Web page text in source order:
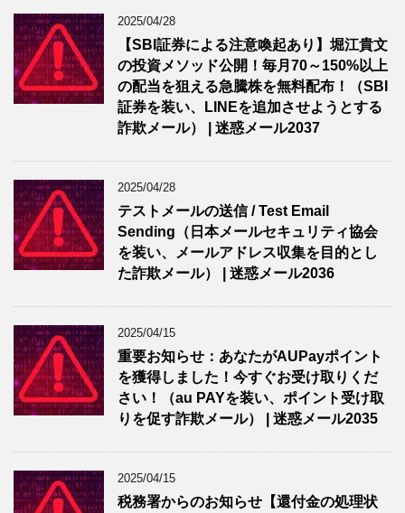
2025/04/28
【SBI証券による注意喚起あり】堀江貴文
の投資メソッド公開！毎月70～150%以上
の配当を狙える急騰株を無料配布！（SBI
証券を装い、LINEを追加させようとする
詐欺メール） | 迷惑メール2037
2025/04/28
テストメールの送信 / Test Email
Sending（日本メールセキュリティ協会
を装い、メールアドレス収集を目的とし
た詐欺メール） | 迷惑メール2036
2025/04/15
重要お知らせ：あなたがAUPayポイント
を獲得しました！今すぐお受け取りくだ
さい！（au PAYを装い、ポイント受け取
りを促す詐欺メール） | 迷惑メール2035
2025/04/15
税務署からのお知らせ【還付金の処理状